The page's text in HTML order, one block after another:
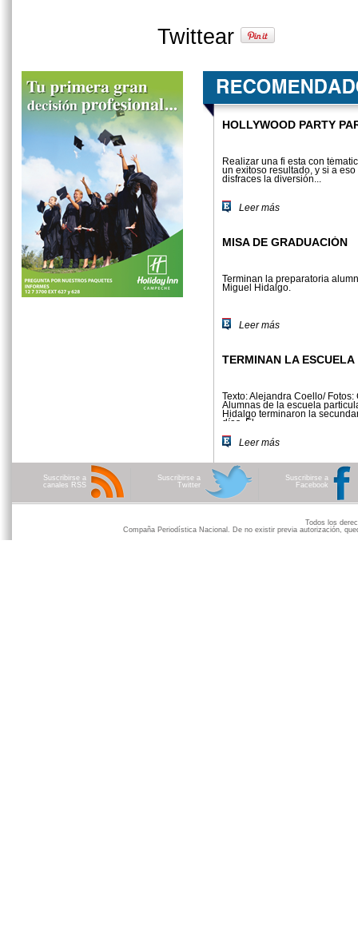
Twittear
HOLLYWOOD PARTY
Realizar una fi esta con
un exitoso resultado, y si a
disfraces la diversión...
Leer más
MISA DE GRADUACIÓN
Terminan la preparatoria
Miguel Hidalgo.
Leer más
TERMINAN LA ESCUELA
Texto: Alejandra Coello/ Fotos:
Alumnas de la escuela
Hidalgo terminaron la
días. El...
Leer más
Suscribirse a
canales RSS
Suscribirse a
Twitter
Suscribirse a
Facebook
Todos los
Compaña Periodística Nacional. De no existir previa autorización,